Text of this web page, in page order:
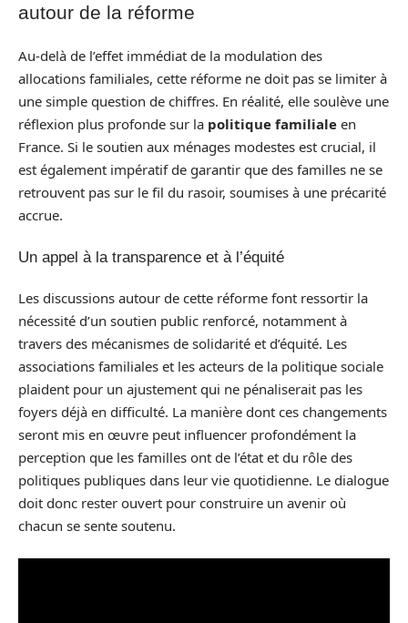
autour de la réforme
Au-delà de l’effet immédiat de la modulation des
allocations familiales, cette réforme ne doit pas se limiter à
une simple question de chiffres. En réalité, elle soulève une
réflexion plus profonde sur la politique familiale en
France. Si le soutien aux ménages modestes est crucial, il
est également impératif de garantir que des familles ne se
retrouvent pas sur le fil du rasoir, soumises à une précarité
accrue.
Un appel à la transparence et à l’équité
Les discussions autour de cette réforme font ressortir la
nécessité d’un soutien public renforcé, notamment à
travers des mécanismes de solidarité et d’équité. Les
associations familiales et les acteurs de la politique sociale
plaident pour un ajustement qui ne pénaliserait pas les
foyers déjà en difficulté. La manière dont ces changements
seront mis en œuvre peut influencer profondément la
perception que les familles ont de l’état et du rôle des
politiques publiques dans leur vie quotidienne. Le dialogue
doit donc rester ouvert pour construire un avenir où
chacun se sente soutenu.